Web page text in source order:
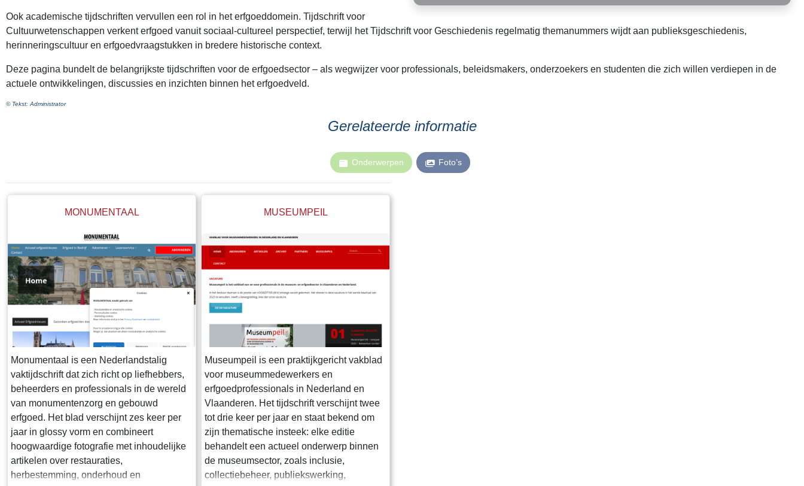
Ook academische tijdschriften vervullen een rol in het erfgoeddomein. Tijdschrift voor
Cultuurwetenschappen verkent erfgoed vanuit sociaal-cultureel perspectief, terwijl het Tijdschrift voor Geschiedenis regelmatig themanummers wijdt aan publieksgeschiedenis,
herinneringscultuur en erfgoedvraagstukken in bredere historische context.
Deze pagina bundelt de belangrijkste tijdschriften voor de erfgoedsector – als wegwijzer voor professionals, beleidsmakers, onderzoekers en studenten die zich willen verdiepen in de
actuele ontwikkelingen, discussies en inzichten binnen het erfgoedveld.
© Tekst: Administrator
Gerelateerde informatie
Onderwerpen Foto’s
MONUMENTAAL
Monumentaal is een Nederlandstalig
vaktijdschrift dat zich richt op liefhebbers,
beheerders en professionals in de wereld
van monumentenzorg en gebouwd
erfgoed. Het blad verschijnt zes keer per
jaar in glossy vorm en combineert
hoogwaardige fotografie met inhoudelijke
artikelen over restauraties,
herbestemming, onderhoud en
MUSEUMPEIL
Museumpeil is een praktijkgericht vakblad
voor museummedewerkers en
erfgoedprofessionals in Nederland en
Vlaanderen. Het tijdschrift verschijnt twee
tot drie keer per jaar en staat bekend om
zijn thematische insteek: elke editie
behandelt een actueel onderwerp binnen
de museumsector, zoals inclusie,
collectiebeheer, publiekswerking,